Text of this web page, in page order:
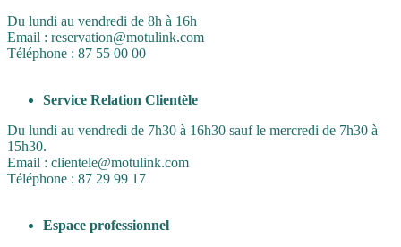
Du lundi au vendredi de 8h à 16h
Email : reservation@motulink.com
Téléphone : 87 55 00 00
Service Relation Clientèle
Du lundi au vendredi de 7h30 à 16h30 sauf le mercredi de 7h30 à
15h30.
Email : clientele@motulink.com
Téléphone : 87 29 99 17
Espace professionnel